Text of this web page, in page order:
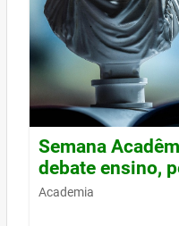
Semana
debate ensino,
Academia